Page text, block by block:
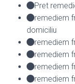
Pret
remediem
domiciliu
remediem
remediem
remediem
remediem